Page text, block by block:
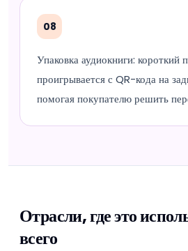
08
Упаковка аудиокниги: короткий
проигрывается с QR-кода на
помогая покупателю решить
Отрасли, где это
всего